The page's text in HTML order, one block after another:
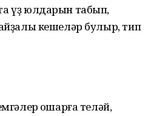
үҙ юлдарын табып,
кешеләр булыр, тип
оҡшарға теләй,